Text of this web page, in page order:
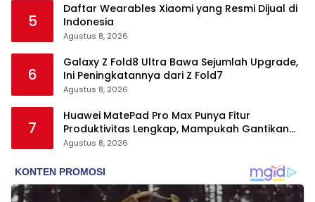
5
Daftar Wearables Xiaomi yang Resmi Dijual di
Indonesia
Agustus 8, 2026
6
Galaxy Z Fold8 Ultra Bawa Sejumlah Upgrade,
Ini Peningkatannya dari Z Fold7
Agustus 8, 2026
7
Huawei MatePad Pro Max Punya Fitur
Produktivitas Lengkap, Mampukah Gantikan
Laptop?
Agustus 8, 2026